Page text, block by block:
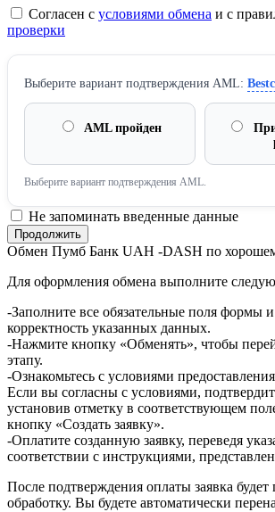
Согласен с условиями обмена и с
проверки
Выберите вариант подтверждения AML:
AML пройден
Выберите вариант подтверждения AML.
Не запоминать введенные данные
Обмен Пумб Банк UAH -DASH по
Для оформления обмена выполните
-Заполните все обязательные поля формы и
корректность указанных данных.
-Нажмите кнопку «Обменять», чтобы
этапу.
-Ознакомьтесь с условиями
Если вы согласны с условиями,
установив отметку в соответствующем
кнопку «Создать заявку».
-Оплатите созданную заявку, переведя
соответствии с инструкциями,
После подтверждения оплаты заявка будет
обработку. Вы будете автоматически